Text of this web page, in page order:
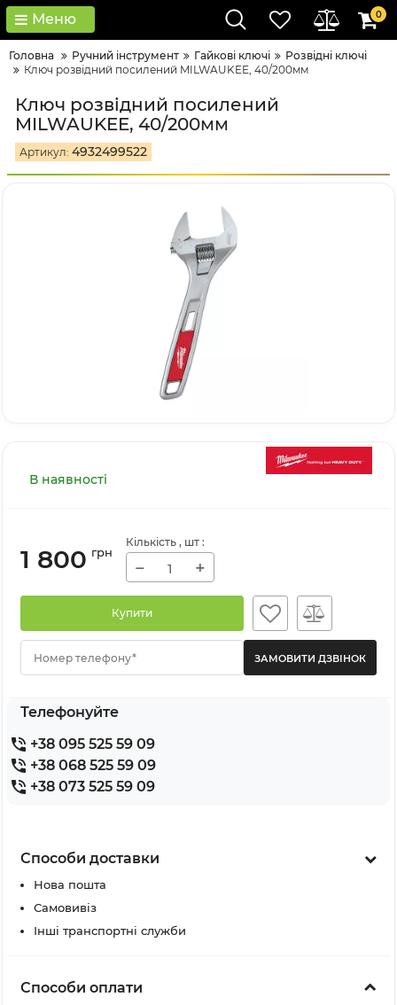
Меню 0
Головна Ручний інструмент Гайкові ключі
Розвідні ключі
Ключ розвідний посилений MILWAUKEE, 40/200мм
Ключ розвідний посилений
MILWAUKEE, 40/200мм
Артикул: 4932499522
В наявності
1 800 грн
Кількість , шт :
− +
Купити
Номер телефону*
Телефонуйте
+38 095 525 59 09
+38 068 525 59 09
+38 073 525 59 09
Способи доставки
Нова пошта
Самовивіз
Інші транспортні служби
Способи оплати